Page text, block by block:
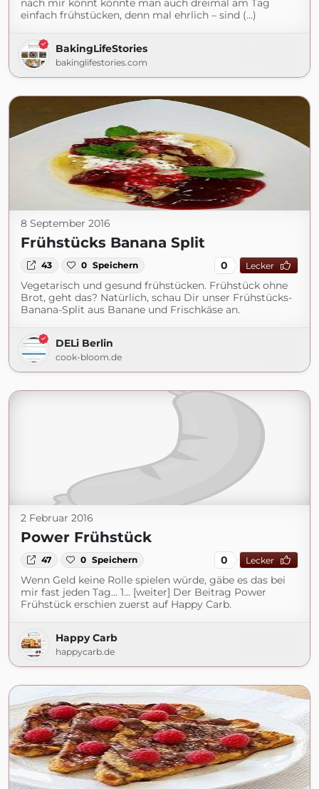
nach mir könnt könnte man auch dreimal am Tag
einfach frühstücken, denn mal ehrlich – sind (...)
BakingLifeStories
bakinglifestories.com
8 September 2016
Frühstücks Banana Split
43 0 Speichern 0 Lecker
Vegetarisch und gesund frühstücken. Frühstück ohne
Brot, geht das? Natürlich, schau Dir unser Frühstücks-
Banana-Split aus Banane und Frischkäse an.
DELi Berlin
cook-bloom.de
2 Februar 2016
Power Frühstück
47 0 Speichern 0 Lecker
Wenn Geld keine Rolle spielen würde, gäbe es das bei
mir fast jeden Tag… 1... [weiter] Der Beitrag Power
Frühstück erschien zuerst auf Happy Carb.
Happy Carb
happycarb.de